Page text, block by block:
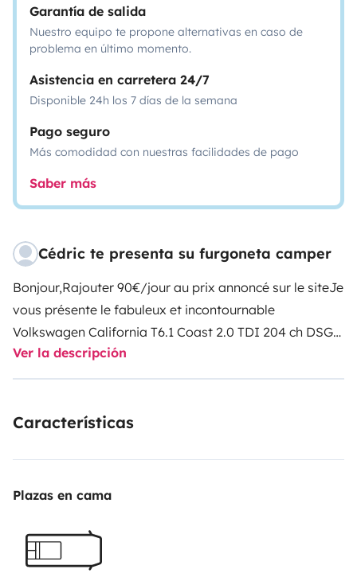
Garantía de salida
Nuestro equipo te propone alternativas en caso de
problema en último momento.
Asistencia en carretera 24/7
Disponible 24h los 7 días de la semana
Pago seguro
Más comodidad con nuestras facilidades de pago
Saber más
Cédric te presenta su furgoneta camper
Bonjour,Rajouter 90€/jour au prix annoncé sur le siteJe
vous présente le fabuleux et incontournable
Volkswagen California T6.1 Coast 2.0 TDI 204 ch DSG
4motion, quasiment toutes options, en boîte
automatique. Idéal pour partir jusqu’à 4 personnes.
litres d’autonomie) et électricité. Son gabarit (1,99m) lui
restant en classe 1 sur l’autoroute. A l’intérieur: 4 places
banquette arrière, 2 lits deux personnes, toit relevable
électrique, sièges avant pivotants, table intérieure,
Ver la descripción
Características
Plazas en cama